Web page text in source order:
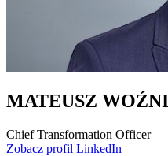
MATEUSZ
Chief Transformation Officer
Zobacz profil LinkedIn